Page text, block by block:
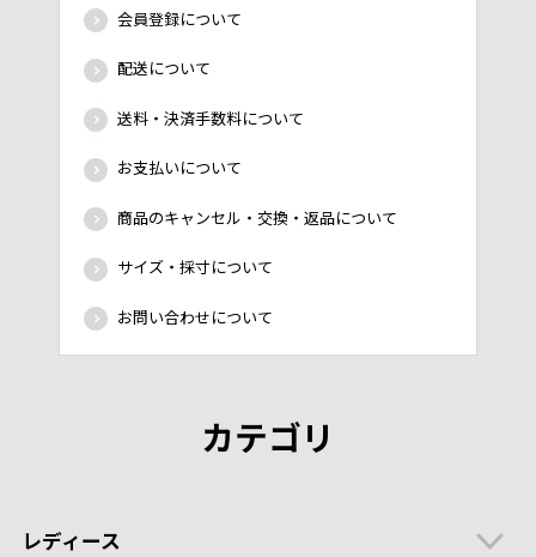
会員登録について
配送について
送料・決済手数料について
お支払いについて
商品のキャンセル・交換・返品について
サイズ・採寸について
お問い合わせについて
カテゴリ
レディース